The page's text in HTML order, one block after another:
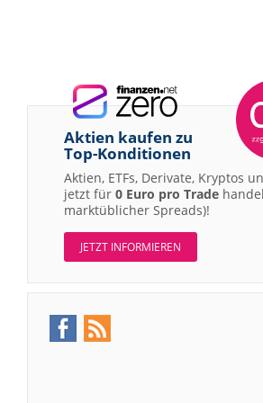
Aktien kaufen zu
Top-Konditionen
Aktien, ETFs, Derivate, Kryptos
jetzt für 0 Euro pro Trade
marktüblicher Spreads)!
JETZT INFORMIEREN